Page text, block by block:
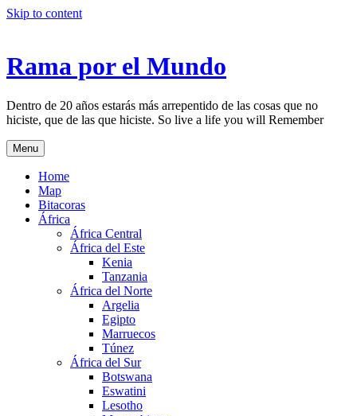
Skip to content
Rama por el Mundo
Dentro de 20 años estarás más arrepentido de las cosas que no
hiciste, que de las que hiciste. So live a life you will Remember
Menu
Home
Map
Bitacoras
África
África Central
África del Este
Kenia
Tanzania
África del Norte
Argelia
Egipto
Marruecos
Túnez
África del Sur
Botswana
Eswatini
Lesotho